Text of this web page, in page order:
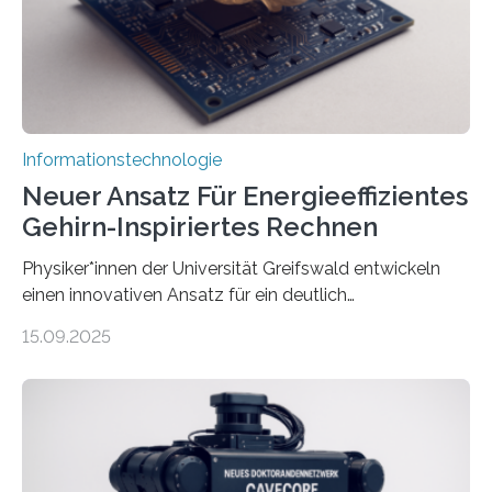
Animation, bei der Stimme, Körperbewegung, Gestik
und Mimik im Einklang sind…
Informationstechnologie
Neuer Ansatz Für Energieeffizientes
Gehirn-Inspiriertes Rechnen
Physiker*innen der Universität Greifswald entwickeln
einen innovativen Ansatz für ein deutlich
Lösungsweg ist inspiriert vom menschlichen Gehirn. Die
stellt die heutige Computertechnik vor
Herausforderungen. Herkömmliche Silizium-
Prozessoren stoßen an ihre Grenzen: Sie verbrauchen
viel Energie, die Speicher- und Verarbeitungseinheiten
15.09.2025